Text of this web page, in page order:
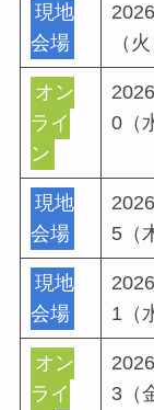
現地
会場
（火
オン
ライ
ン
0（
現地
会場
5（
現地
会場
1（
オン
ライ
3（